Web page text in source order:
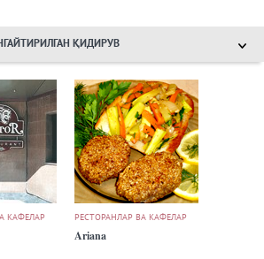
ҚИДИРУВ
КАФЕЛАР РЕСТОРАНЛАР ВА КАФЕЛАР
Ariana